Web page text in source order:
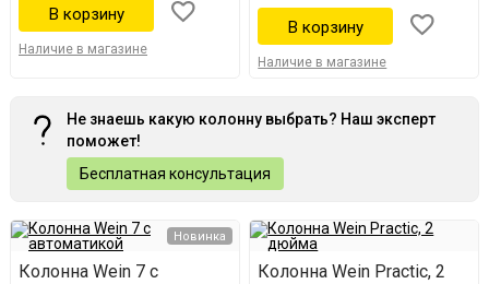
Наличие в магазине
Наличие в магазине
Не знаешь какую колонну выбрать? Наш эксперт
поможет!
Бесплатная консультация
Новинка
Колонна Wein 7 с
Колонна Wein Practic, 2